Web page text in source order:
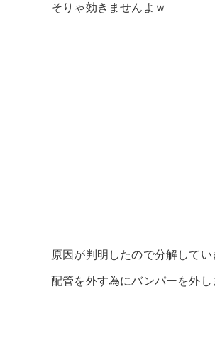
そりゃ効きませんよｗ
原因が判明したので分解してい
配管を外す為にバンパーを外し